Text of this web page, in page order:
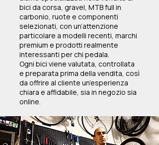
bici da corsa, gravel, MTB full in
carbonio, ruote e componenti
selezionati, con un’attenzione
particolare a modelli recenti, marchi
premium e prodotti realmente
interessanti per chi pedala.
Ogni bici viene valutata, controllata
e preparata prima della vendita, così
da offrire al cliente un’esperienza
chiara e affidabile, sia in negozio sia
online.